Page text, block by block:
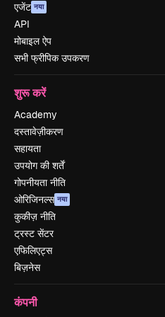
एजेंट नया
API
मोबाइल ऐप
सभी फ्रीपिक उपकरण
शुरू करें
Academy
दस्तावेज़ीकरण
सहायता
उपयोग की शर्तें
गोपनीयता नीति
ओरिजिनल्स नया
कुकीज़ नीति
ट्रस्ट सेंटर
एफिलिएट्स
बिज़नेस
कंपनी